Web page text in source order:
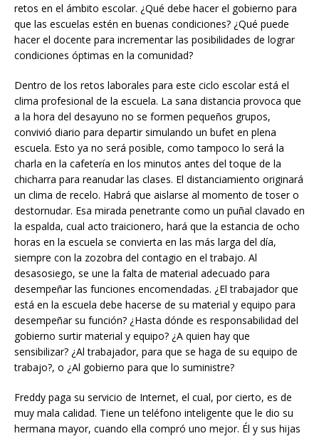
retos en el ámbito escolar. ¿Qué debe hacer el gobierno para
que las escuelas estén en buenas condiciones? ¿Qué puede
hacer el docente para incrementar las posibilidades de lograr
condiciones óptimas en la comunidad?
Dentro de los retos laborales para este ciclo escolar está el
clima profesional de la escuela. La sana distancia provoca que
a la hora del desayuno no se formen pequeños grupos,
convivió diario para departir simulando un bufet en plena
escuela. Esto ya no será posible, como tampoco lo será la
charla en la cafetería en los minutos antes del toque de la
chicharra para reanudar las clases. El distanciamiento originará
un clima de recelo. Habrá que aislarse al momento de toser o
destornudar. Esa mirada penetrante como un puñal clavado en
la espalda, cual acto traicionero, hará que la estancia de ocho
horas en la escuela se convierta en las más larga del día,
siempre con la zozobra del contagio en el trabajo. Al
desasosiego, se une la falta de material adecuado para
desempeñar las funciones encomendadas. ¿El trabajador que
está en la escuela debe hacerse de su material y equipo para
desempeñar su función? ¿Hasta dónde es responsabilidad del
gobierno surtir material y equipo? ¿A quien hay que
sensibilizar? ¿Al trabajador, para que se haga de su equipo de
trabajo?, o ¿Al gobierno para que lo suministre?
Freddy paga su servicio de Internet, el cual, por cierto, es de
muy mala calidad. Tiene un teléfono inteligente que le dio su
hermana mayor, cuando ella compró uno mejor. Él y sus hijas